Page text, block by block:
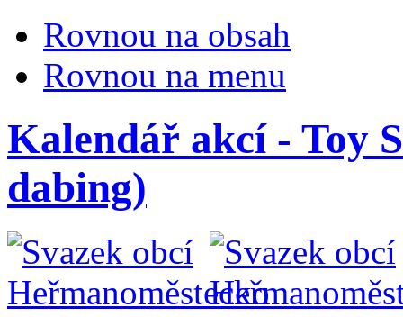
Rovnou na obsah
Rovnou na menu
Kalendář akcí - Toy
dabing)